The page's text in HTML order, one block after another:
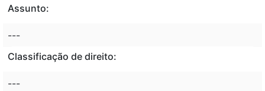
Assunto:
---
Classificação de direito:
---